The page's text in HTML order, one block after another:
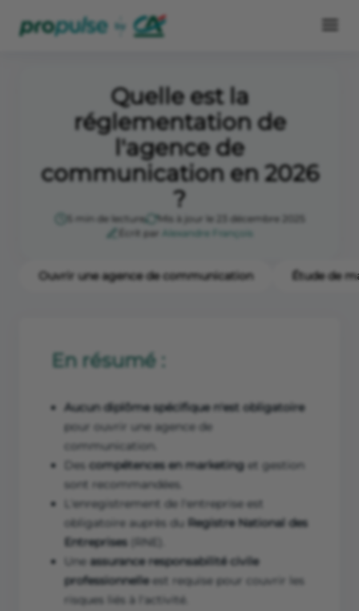
Quelle est la
réglementation de
l'agence de
communication en 2026
?
5 min de lecture
Mis à jour le 23 décembre 2025
Écrit par
Alexandre François
Ouvrir une agence de communication Étude de
En résumé :
Aucun diplôme spécifique n'est obligatoire
pour ouvrir une agence de
communication.
Des compétences en marketing et gestion
sont recommandées.
L'enregistrement de l'entreprise est
obligatoire auprès du Registre National des
Entreprises
(RNE).
Une assurance responsabilité civile
professionnelleest requise pour couvrir les
risques liés à l'activité.